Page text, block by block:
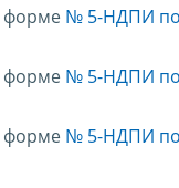
форме № 5-НДПИ по
форме № 5-НДПИ по
форме № 5-НДПИ по